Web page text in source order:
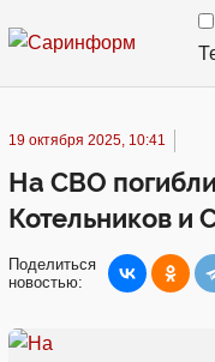
19 октября 2025, 10:41
На СВО
Котельников и
Поделиться
новостью: